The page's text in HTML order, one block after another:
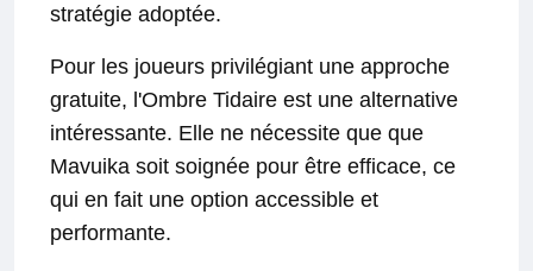
stratégie adoptée.
Pour les joueurs privilégiant une approche
gratuite, l'Ombre Tidaire est une alternative
intéressante. Elle ne nécessite que que
Mavuika soit soignée pour être efficace, ce
qui en fait une option accessible et
performante.